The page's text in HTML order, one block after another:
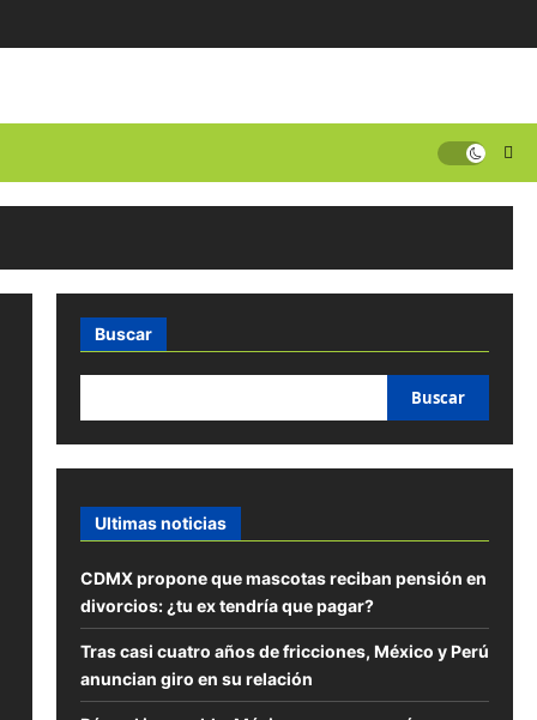
Buscar
Buscar
Ultimas noticias
CDMX propone que mascotas reciban pensión en
divorcios: ¿tu ex tendría que pagar?
Tras casi cuatro años de fricciones, México y Perú
anuncian giro en su relación